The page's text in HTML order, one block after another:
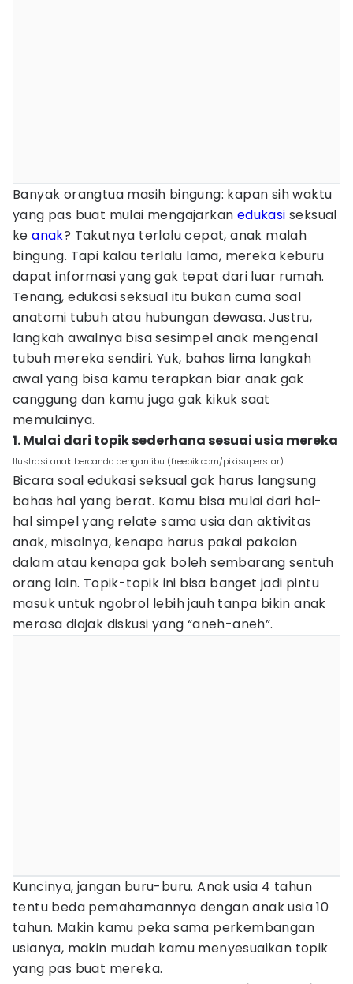
Banyak orangtua masih bingung: kapan sih waktu
yang pas buat mulai mengajarkan edukasi seksual
keanak? Takutnya terlalu cepat, anak malah
bingung. Tapi kalau terlalu lama, mereka keburu
dapat informasi yang gak tepat dari luar rumah.
Tenang, edukasi seksual itu bukan cuma soal
anatomi tubuh atau hubungan dewasa. Justru,
langkah awalnya bisa sesimpel anak mengenal
tubuh mereka sendiri. Yuk, bahas lima langkah
awal yang bisa kamu terapkan biar anak gak
canggung dan kamu juga gak kikuk saat
memulainya.
1. Mulai dari topik sederhana sesuai usia mereka
Ilustrasi anak bercanda dengan ibu (freepik.com/pikisuperstar)
Bicara soal edukasi seksual gak harus langsung
bahas hal yang berat. Kamu bisa mulai dari hal-
hal simpel yang relate sama usia dan aktivitas
anak, misalnya, kenapa harus pakai pakaian
dalam atau kenapa gak boleh sembarang sentuh
orang lain. Topik-topik ini bisa banget jadi pintu
masuk untuk ngobrol lebih jauh tanpa bikin anak
merasa diajak diskusi yang “aneh-aneh”.
Kuncinya, jangan buru-buru. Anak usia 4 tahun
tentu beda pemahamannya dengan anak usia 10
tahun. Makin kamu peka sama perkembangan
usianya, makin mudah kamu menyesuaikan topik
yang pas buat mereka.